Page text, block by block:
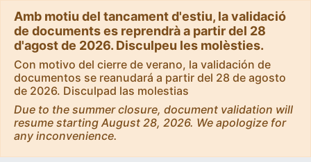
Amb motiu del tancament d'estiu, la validació
de documents es reprendrà a partir del 28
d'agost de 2026. Disculpeu les molèsties.
Con motivo del cierre de verano, la validación de
documentos se reanudará a partir del 28 de agosto
de 2026. Disculpad las molestias
Due to the summer closure, document validation will
resume starting August 28, 2026. We apologize for
any inconvenience.